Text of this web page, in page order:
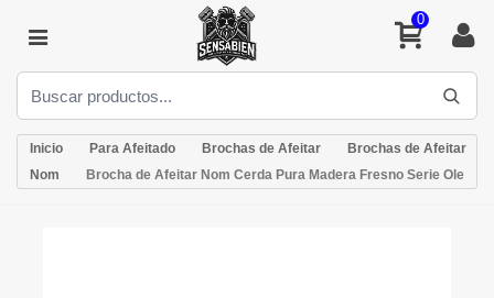
0
Inicio Para Afeitado Brochas de Afeitar
Brochas de Afeitar
Nom
Brocha de Afeitar Nom Cerda Pura Madera Fresno Serie Ole